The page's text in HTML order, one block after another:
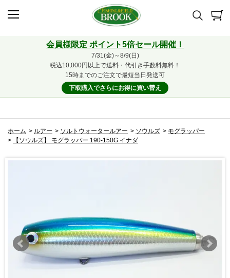
会員様限定 ポイント5倍セール開催！
7/31(金)～8/9(日)
税込10,000円以上で送料・代引き手数料無料！
15時までのご注文で最短当日発送可
下取購入でさらにお得に買い替え
ホーム > ルアー > ソルトウォータールアー > ソウルズ > モグラッパー
>
【ソウルズ】 モグラッパー 190-150G イナダ